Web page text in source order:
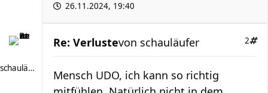
26.11.2024, 19:40
schauläufer
Re: Verluste 2
von schauläufer
Mensch UDO, ich kann so richtig